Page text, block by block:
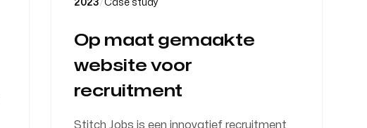
2023/Case study
Op maat gemaakte
website voor
recruitment
Stitch Jobs is een innovatief recruitment